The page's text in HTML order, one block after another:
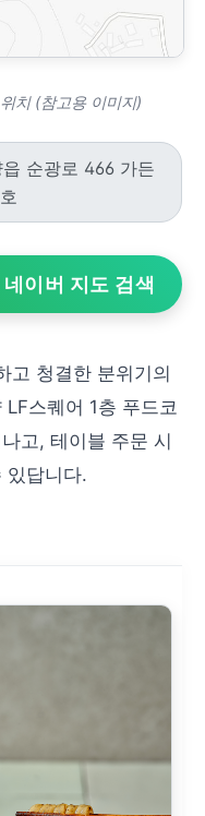
치 (참고용 이미지)
순광로 466 가든
이버 지도 검색
고 청결한 분위기의
스퀘어 1층 푸드코
고, 테이블 주문 시
있답니다.